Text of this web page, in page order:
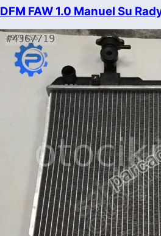
DFM FAW 1.0 Manuel Su